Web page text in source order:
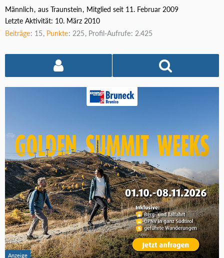
Männlich aus Traunstein
Mitglied seit 11. Februar 2009
Letzte Aktivität: 10. März 2010
Beiträge 15 Punkte 225 Profil-Aufrufe 2.425